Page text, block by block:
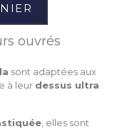
ouvrés
sont adaptées aux
à leur dessus ultra
, elles sont